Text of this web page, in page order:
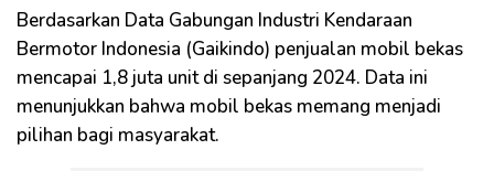
Berdasarkan Data Gabungan Industri Kendaraan
Bermotor Indonesia (Gaikindo) penjualan mobil bekas
mencapai 1,8 juta unit di sepanjang 2024. Data ini
menunjukkan bahwa mobil bekas memang menjadi
pilihan bagi masyarakat.